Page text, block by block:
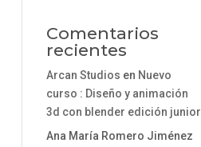
Comentarios
recientes
Arcan Studios en Nuevo
curso : Diseño y animación
3d con blender edición junior
Ana María Romero Jiménez